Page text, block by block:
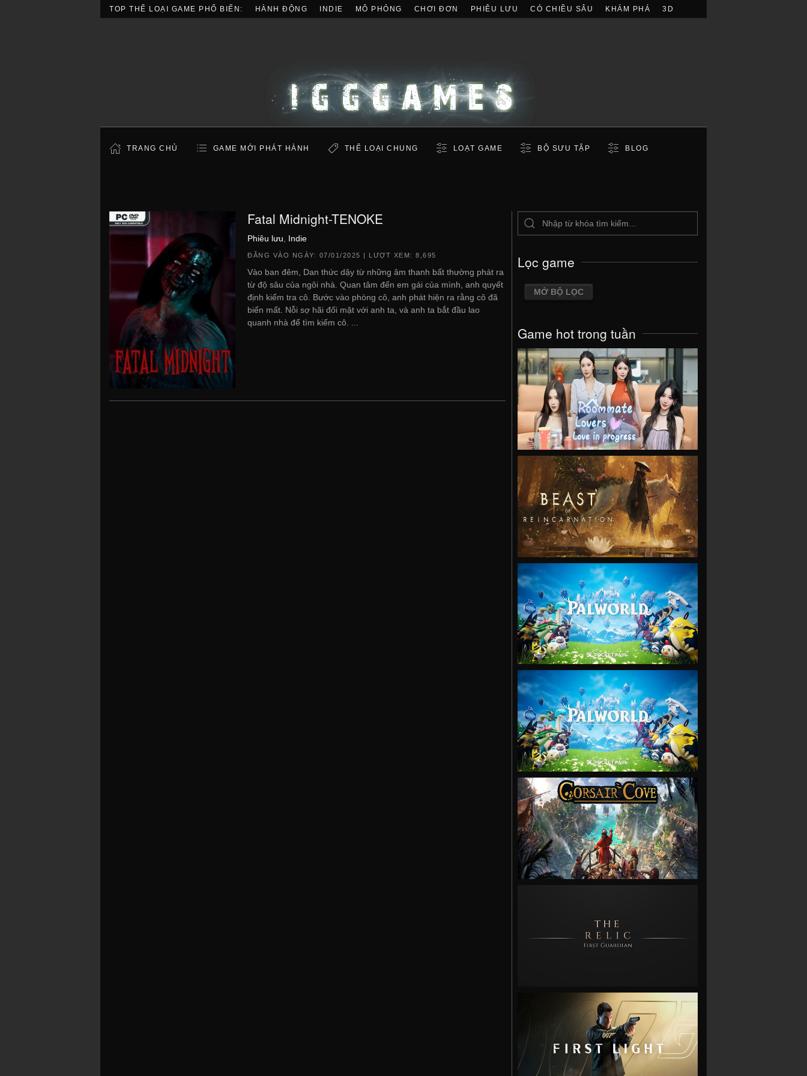
TOP THỂ LOẠI GAME PHỔ BIẾN: HÀNH ĐỘNG INDIE MÔ PHỎNG CHƠI ĐƠN PHIÊU LƯU CÓ CHIỀU SÂU KHÁM PHÁ 3D
TRANG CHỦ GAME MỚI PHÁT HÀNH THỂ LOẠI CHUNG LOẠT GAME BỘ SƯU TẬP BLOG
Fatal Midnight-TENOKE
Phiêu lưu Indie
ĐĂNG VÀO NGÀY: 07/01/2025 | LƯỢT XEM: 8,695
Vào ban đêm, Dan thức dậy từ những âm thanh bất thường phát ra
từ độ sâu của ngôi nhà. Quan tâm đến em gái của mình, anh quyết
định kiểm tra cô. Bước vào phòng cô, anh phát hiện ra rằng cô đã
biến mất. Nỗi sợ hãi đối mặt với anh ta, và anh ta bắt đầu lao
quanh nhà để tìm kiếm cô. ...
Lọc game
MỞ BỘ LỌC
Game hot trong tuần
VIEW
VIEW
VIEW
VIEW
VIEW
VIEW
VIEW